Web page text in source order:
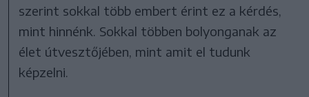
szerint sokkal több embert érint ez a kérdés,
mint hinnénk. Sokkal többen bolyonganak az
élet útvesztőjében, mint amit el tudunk
képzelni.